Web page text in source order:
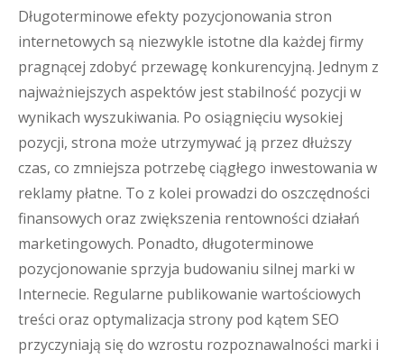
Długoterminowe efekty pozycjonowania stron
internetowych są niezwykle istotne dla każdej firmy
pragnącej zdobyć przewagę konkurencyjną. Jednym z
najważniejszych aspektów jest stabilność pozycji w
wynikach wyszukiwania. Po osiągnięciu wysokiej
pozycji, strona może utrzymywać ją przez dłuższy
czas, co zmniejsza potrzebę ciągłego inwestowania w
reklamy płatne. To z kolei prowadzi do oszczędności
finansowych oraz zwiększenia rentowności działań
marketingowych. Ponadto, długoterminowe
pozycjonowanie sprzyja budowaniu silnej marki w
Internecie. Regularne publikowanie wartościowych
treści oraz optymalizacja strony pod kątem SEO
przyczyniają się do wzrostu rozpoznawalności marki i